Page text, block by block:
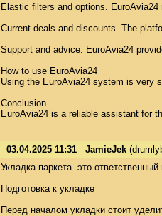
03.04.2025 11:31 JamieJek
Укладка паркета  это
Подготовка к укладке
Перед началом укладки стоит